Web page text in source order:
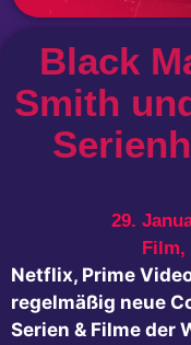
Black
Smith
29.
Film,
Netflix, Prime
regelmäßig neue
Serien & Filme der